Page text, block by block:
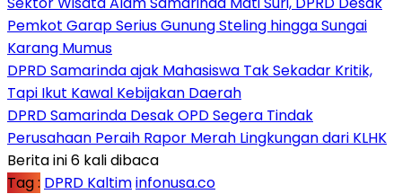
Pemkot Garap Serius Gunung Steling hingga Sungai
Karang Mumus
DPRD Samarinda ajak Mahasiswa Tak Sekadar Kritik,
Tapi Ikut Kawal Kebijakan Daerah
DPRD Samarinda Desak OPD Segera Tindak
Perusahaan Peraih Rapor Merah Lingkungan dari KLHK
Berita ini 6 kali dibaca
Tag : DPRD Kaltiminfonusa.co